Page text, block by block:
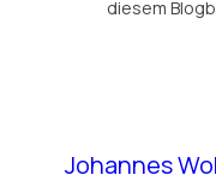
diesem
Johannes